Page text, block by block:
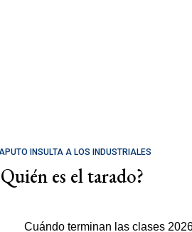
INSULTA A LOS INDUSTRIALES
es el tarado?